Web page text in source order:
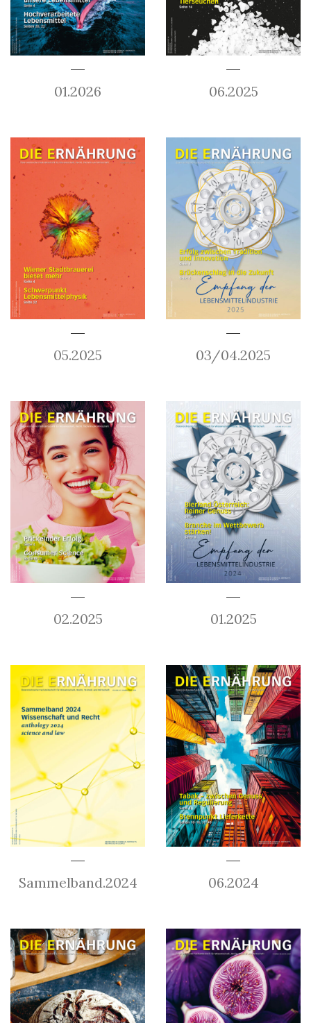
01.2026 06.2025
05.2025 03/04.2025
02.2025 01.2025
Sammelband.2024 06.2024